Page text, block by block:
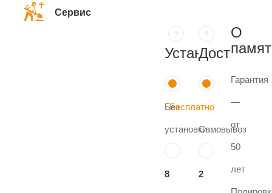
?
Установка
Без
установки
8
?
Доставка
Бесплатно
Самовывоз
2
О
Гарантия
—
от
50
лет
Сервис